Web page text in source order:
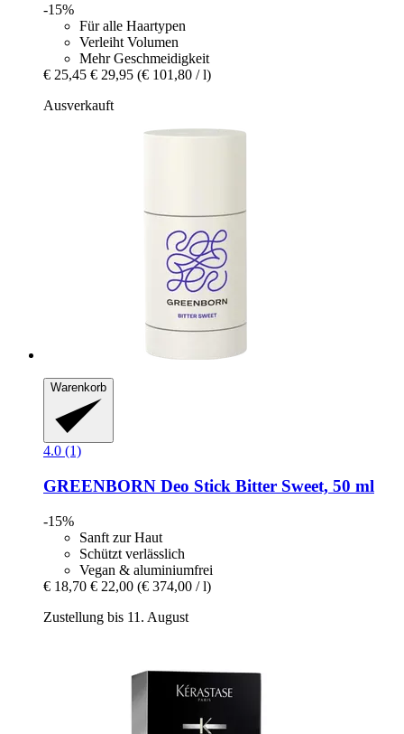
-15%
Für alle Haartypen
Verleiht Volumen
Mehr Geschmeidigkeit
€ 25,45 € 29,95 (€ 101,80 / l)
Ausverkauft
Warenkorb
4.0 (1)
GREENBORN Deo Stick Bitter Sweet, 50 ml
-15%
Sanft zur Haut
Schützt verlässlich
Vegan & aluminiumfrei
€ 18,70 € 22,00 (€ 374,00 / l)
Zustellung bis 11. August